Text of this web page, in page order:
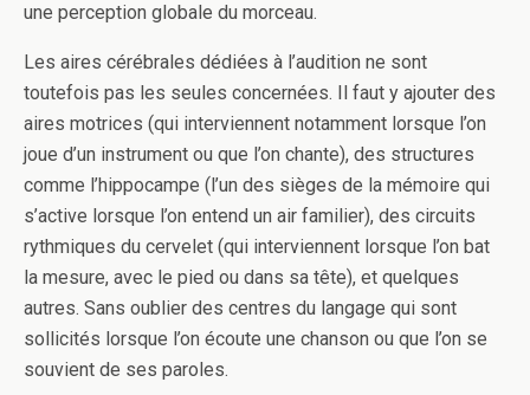
une perception globale du morceau.
Les aires cérébrales dédiées à l’audition ne sont
toutefois pas les seules concernées. Il faut y ajouter des
aires motrices (qui interviennent notamment lorsque l’on
joue d’un instrument ou que l’on chante), des structures
comme l’hippocampe (l’un des sièges de la mémoire qui
s’active lorsque l’on entend un air familier), des circuits
rythmiques du cervelet (qui interviennent lorsque l’on bat
la mesure, avec le pied ou dans sa tête), et quelques
autres. Sans oublier des centres du langage qui sont
sollicités lorsque l’on écoute une chanson ou que l’on se
souvient de ses paroles.